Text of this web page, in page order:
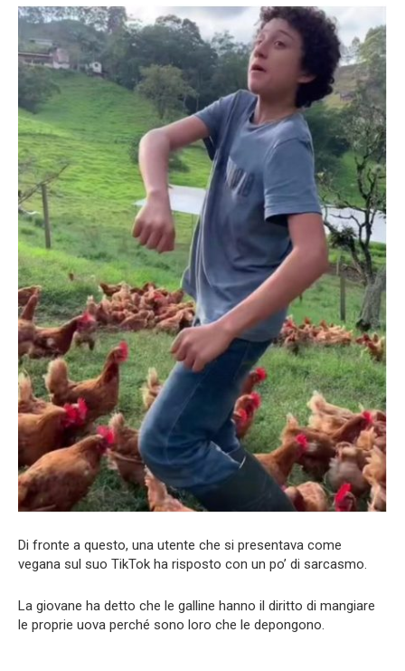
Di fronte a questo, una utente che si presentava come
vegana sul suo TikTok ha risposto con un po’ di sarcasmo.
La giovane ha detto che le galline hanno il diritto di mangiare
le proprie uova perché sono loro che le depongono.